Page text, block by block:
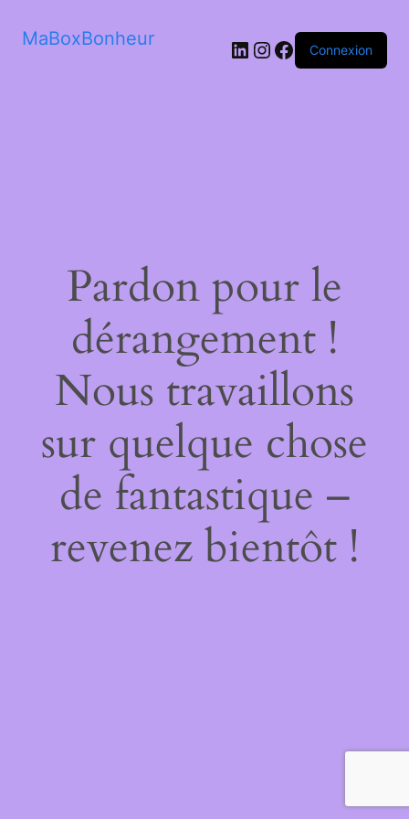
MaBoxBonheur LinkedIn
Instagram
Facebook
Connexion
Pardon pour le
dérangement !
Nous travaillons
sur quelque chose
de fantastique –
revenez bientôt !